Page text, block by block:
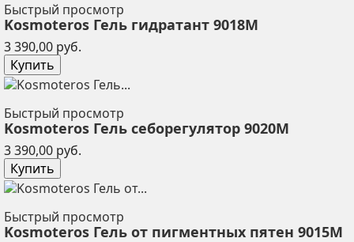
Быстрый просмотр
Kosmoteros Гель гидратант 9018М
3 390,00 руб.
Купить
Быстрый просмотр
Kosmoteros Гель себорегулятор 9020М
3 390,00 руб.
Купить
Быстрый просмотр
Kosmoteros Гель от пигментных пятен 9015М